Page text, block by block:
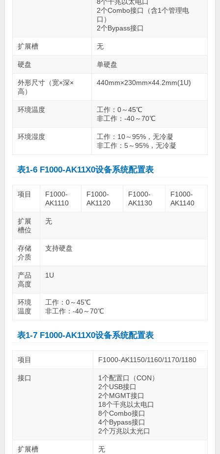
2个Combo接口（含1个管理电
口）
2个Bypass接口
扩展槽 无
硬盘 单硬盘
外形尺寸（宽×深×
高）
440mm×230mm×44.2mm(1U)
环境温度
工作：0～45℃
非工作：-40～70℃
环境湿度
工作：10～95%，无冷凝
非工作：5～95%，无冷凝
表1-6 F1000-AK11X0设备系统配置表
项目
F1000-
AK1110
F1000-
AK1120
F1000-
AK1130
F1000-
AK1140
扩展
槽位
无
存储
介质
支持硬盘
产品
高度
1U
环境
温度
工作：0～45℃
非工作：-40～70℃
表1-7 F1000-AK11X0设备系统配置表
项目 F1000-AK1150/1160/1170/1180
接口
1个配置口（CON）
2个USB接口
2个MGMT接口
18个千兆以太电口
8个Combo接口
4个Bypass接口
2个万兆以太光口
扩展槽 无